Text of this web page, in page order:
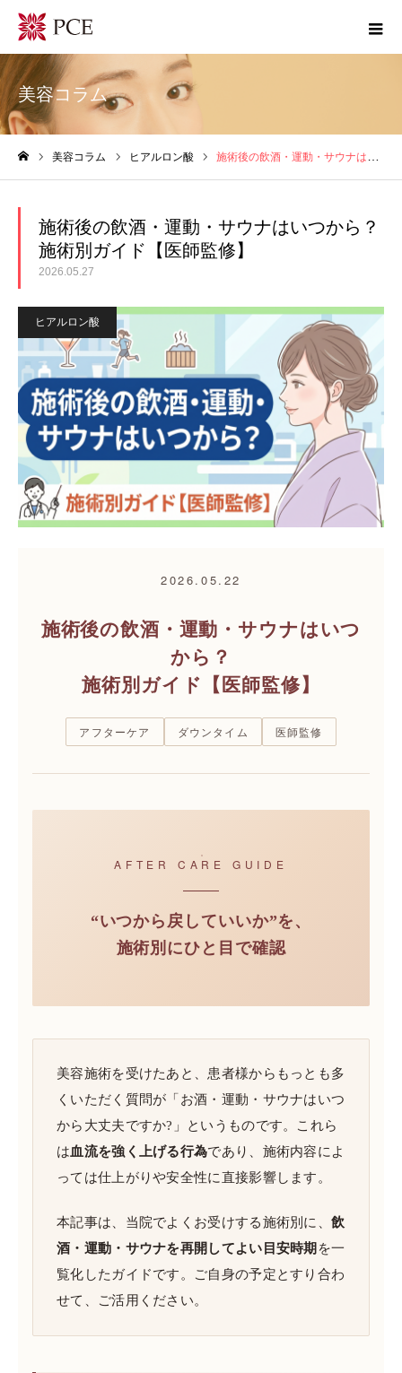
美容コラム
美容コラム ヒアルロン酸 施術後の飲酒・運動・サウナはいつから？施術別ガイド【医師監修】
施術後の飲酒・運動・サウナはいつから？
施術別ガイド【医師監修】
2026.05.27
ヒアルロン酸
2026.05.22
施術後の飲酒・運動・サウナはいつ
から？
施術別ガイド【医師監修】
アフターケア ダウンタイム 医師監修
AFTER CARE GUIDE
“いつから戻していいか”を、
施術別にひと目で確認
美容施術を受けたあと、患者様からもっとも多
くいただく質問が「お酒・運動・サウナはいつ
から大丈夫ですか?」というものです。これら
は血流を強く上げる行為であり、施術内容によ
っては仕上がりや安全性に直接影響します。
本記事は、当院でよくお受けする施術別に、 飲
酒・運動・サウナを再開してよい目安時期 を一
覧化したガイドです。ご自身の予定とすり合わ
せて、ご活用ください。